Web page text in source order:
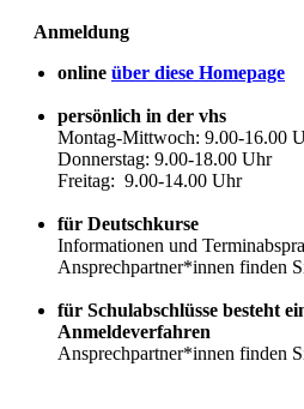
Anmeldung
online über diese Homepage
persönlich in der vhs
Montag-Mittwoch: 9.00-16.00
Donnerstag: 9.00-18.00 Uhr
Freitag: 9.00-14.00 Uhr
für Deutschkurse
Informationen und
Ansprechpartner*innen finden
für Schulabschlüsse besteht
Anmeldeverfahren
Ansprechpartner*innen finden